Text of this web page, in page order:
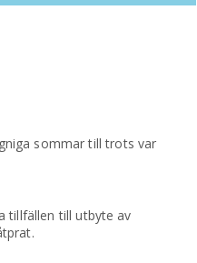
sommar till trots var
tillfällen till utbyte av